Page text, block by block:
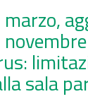
sala